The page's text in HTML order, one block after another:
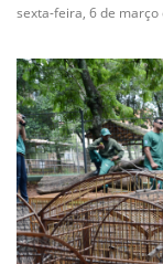
sexta-feira, 6 de março